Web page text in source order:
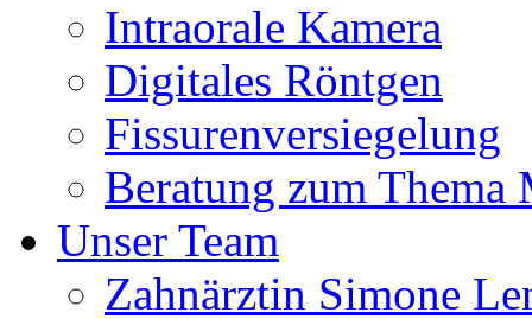
Intraorale Kamera
Digitales Röntgen
Fissurenversiegelung
Beratung zum Thema
Unser Team
Zahnärztin Simone